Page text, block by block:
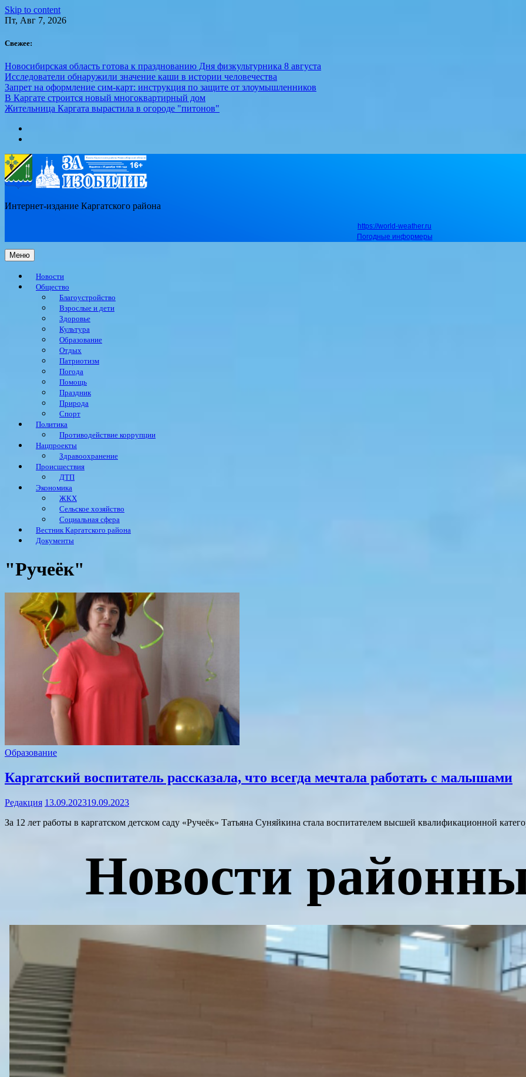
Skip to content
Пт, Авг 7, 2026
Свежее:
Новосибирская область готова к празднованию Дня физкультурника 8 августа
Исследователи обнаружили значение каши в истории человечества
Запрет на оформление сим-карт: инструкция по защите от злоумышленников
В Каргате строится новый многоквартирный дом
Жительница Каргата вырастила в огороде "питонов"
Интернет-издание Каргатского района
https://world-weather.ru
Погодные информеры
Меню
Новости
Общество
Благоустройство
Взрослые и дети
Здоровье
Культура
Образование
Отдых
Патриотизм
Погода
Помощь
Праздник
Природа
Спорт
Политика
Противодействие коррупции
Нацпроекты
Здравоохранение
Происшествия
ДТП
Экономика
ЖКХ
Сельское хозяйство
Социальная сфера
Вестник Каргатского района
Документы
"Ручеёк"
Образование
Каргатский воспитатель рассказала, что всегда мечтала работать с малышами
Редакция 13.09.202319.09.2023
За 12 лет работы в каргатском детском саду «Ручеёк» Татьяна Суняйкина стала воспитателем высшей квалификационной